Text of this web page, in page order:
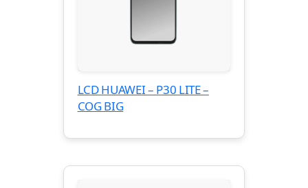
LCD HUAWEI – P30 LITE –
COG BIG